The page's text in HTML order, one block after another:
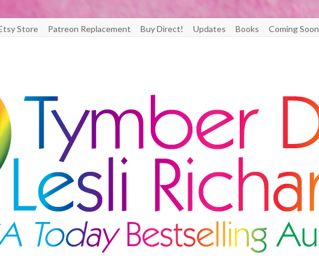
Store Patreon Replacement Buy Direct! Updates Books Coming Soon